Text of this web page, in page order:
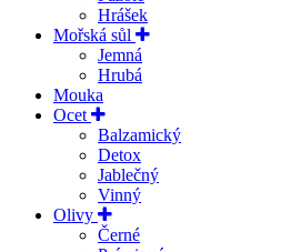
Hrášek
Mořská sůl
Jemná
Hrubá
Mouka
Ocet
Balzamický
Detox
Jablečný
Vinný
Olivy
Černé